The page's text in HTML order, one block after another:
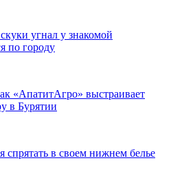
угнал у знакомой
по городу
«АпатитАгро» выстраивает
в Бурятии
в своем нижнем белье